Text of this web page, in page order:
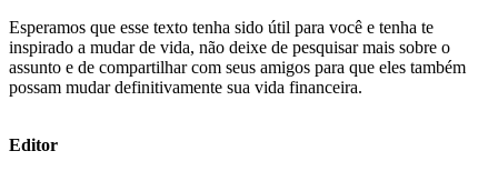
Esperamos que esse texto tenha sido útil para você e tenha te
inspirado a mudar de vida, não deixe de pesquisar mais sobre o
assunto e de compartilhar com seus amigos para que eles também
possam mudar definitivamente sua vida financeira.
Editor